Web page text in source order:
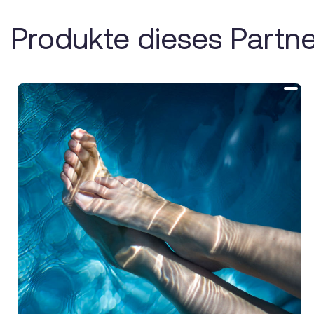
Produkte dieses